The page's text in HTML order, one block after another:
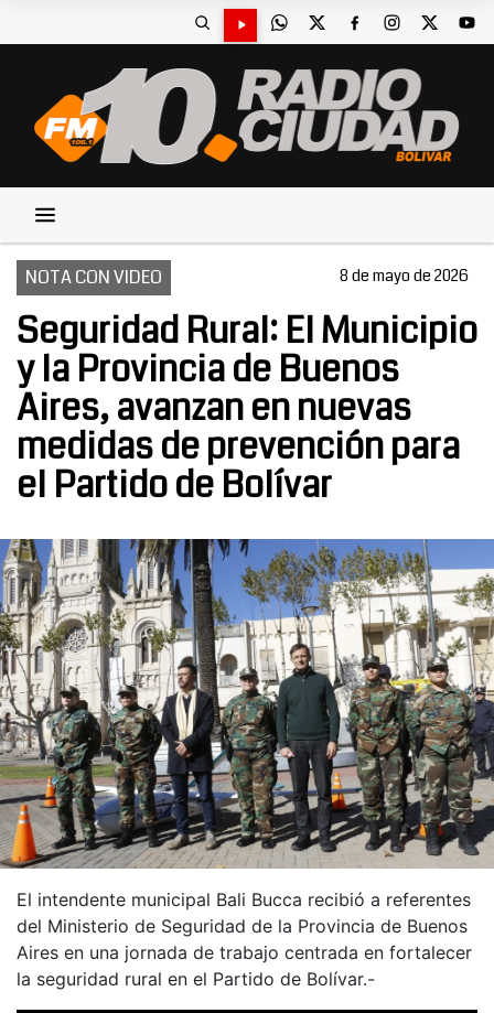
NOTA CON VIDEO 8 de mayo de 2026
Seguridad Rural: El Municipio
y la Provincia de Buenos
Aires, avanzan en nuevas
medidas de prevención para
el Partido de Bolívar
El intendente municipal Bali Bucca recibió a referentes
del Ministerio de Seguridad de la Provincia de Buenos
Aires en una jornada de trabajo centrada en fortalecer
la seguridad rural en el Partido de Bolívar.-